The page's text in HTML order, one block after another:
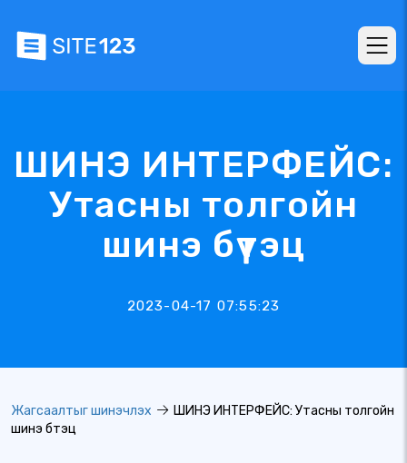
ШИНЭ ИНТЕРФЕЙС:
Утасны толгойн
шинэ бүтэц
2023-04-17 07:55:23
Жагсаалтыг шинэчлэх
ШИНЭ ИНТЕРФЕЙС: Утасны толгойн
шинэ бүтэц